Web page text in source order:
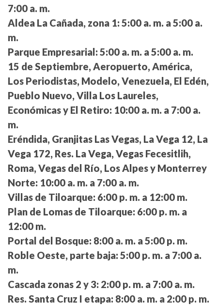
7:00 a. m.
Aldea La Cañada, zona 1: 5:00 a. m. a 5:00 a.
m.
Parque Empresarial: 5:00 a. m. a 5:00 a. m.
15 de Septiembre, Aeropuerto, América,
Los Periodistas, Modelo, Venezuela, El Edén,
Pueblo Nuevo, Villa Los Laureles,
Económicas y El Retiro: 10:00 a. m. a 7:00 a.
m.
Eréndida, Granjitas Las Vegas, La Vega 12, La
Vega 172, Res. La Vega, Vegas Fecesitlih,
Roma, Vegas del Río, Los Alpes y Monterrey
Norte: 10:00 a. m. a 7:00 a. m.
Villas de Tiloarque: 6:00 p. m. a 12:00 m.
Plan de Lomas de Tiloarque: 6:00 p. m. a
12:00 m.
Portal del Bosque: 8:00 a. m. a 5:00 p. m.
Roble Oeste, parte baja: 5:00 p. m. a 7:00 a.
m.
Cascada zonas 2 y 3: 2:00 p. m. a 7:00 a. m.
Res. Santa Cruz I etapa: 8:00 a. m. a 2:00 p. m.